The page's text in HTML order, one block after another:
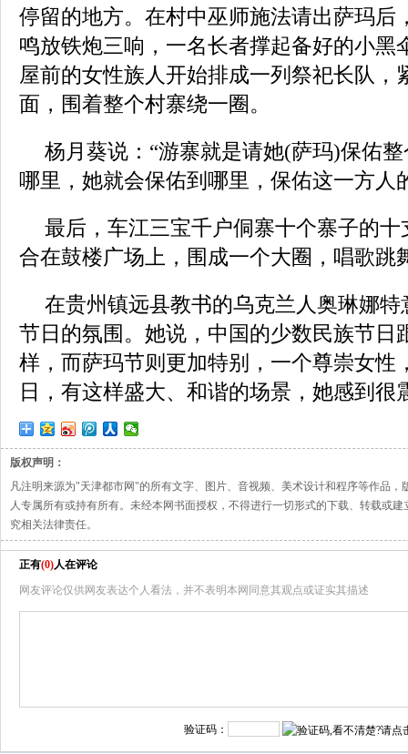
停留的地方。在村中巫师施法请出萨玛后
鸣放铁炮三响，一名长者撑起备好的小黑
屋前的女性族人开始排成一列祭祀长队，
面，围着整个村寨绕一圈。
杨月葵说：“游寨就是请她(萨玛)保佑
哪里，她就会保佑到哪里，保佑这一方人
最后，车江三宝千户侗寨十个寨子的
合在鼓楼广场上，围成一个大圈，唱歌跳
在贵州镇远县教书的乌克兰人奥琳娜
节日的氛围。她说，中国的少数民族节日
样，而萨玛节则更加特别，一个尊崇女性
日，有这样盛大、和谐的场景，她感到很
版权声明：
凡注明来源为"天津都市网"的所有文字、图片、音视频、美术设计和程序等作品，
人专属所有或持有所有。未经本网书面授权，不得进行一切形式的下载、转载或
究相关法律责任。
正有(0)人在评论
网友评论仅供网友表达个人看法，并不表明本网同意其观点或证实其描述
验证码：